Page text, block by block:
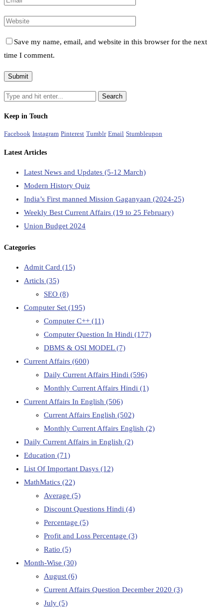
Save my name, email, and website in this browser for the next
time I comment.
Keep in Touch
Facebook Instagram Pinterest Tumblr Email Stumbleupon
Latest Articles
Latest News and Updates (5-12 March)
Modern History Quiz
India’s First manned Mission Gaganyaan (2024-25)
Weekly Best Current Affairs (19 to 25 February)
Union Budget 2024
Categories
Admit Card (15)
Articls (35)
SEO (8)
Computer Set (195)
Computer C++ (11)
Computer Question In Hindi (177)
DBMS & OSI MODEL(7)
Current Affairs (600)
Daily Current Affairs Hindi (596)
Monthly Current Affairs Hindi (1)
Current Affairs In English (506)
Current Affairs English (502)
Monthly Current Affairs English (2)
Daily Current Affairs in English (2)
Education (71)
List Of Important Dasys (12)
MathMatics (22)
Average (5)
Discount Questions Hindi (4)
Percentage (5)
Profit and Loss Percentage (3)
Ratio (5)
Month-Wise (30)
August (6)
Current Affairs Question December 2020 (3)
July (5)